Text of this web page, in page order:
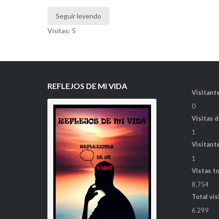
Seguir leyendo
Visitas: 5
REFLEJOS DE MI VIDA
0
Visitas
1
1
Vistas
8.754
Total
6.299